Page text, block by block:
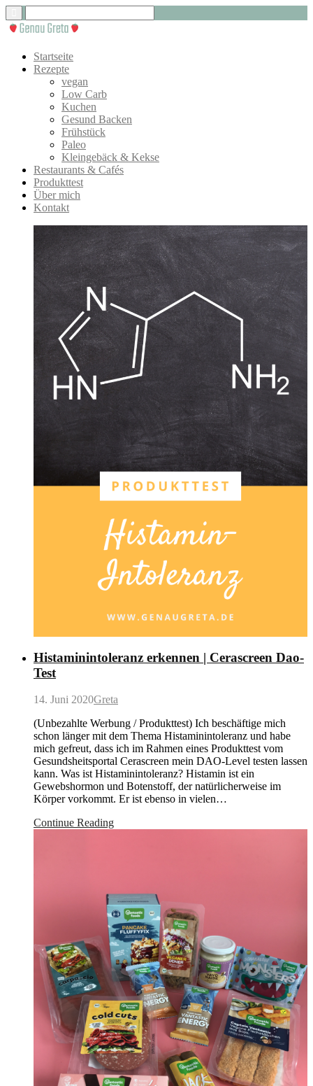
Startseite
Rezepte
vegan
Low Carb
Kuchen
Gesund Backen
Frühstück
Paleo
Kleingebäck & Kekse
Restaurants & Cafés
Produkttest
Über mich
Kontakt
Histaminintoleranz erkennen | Cerascreen Dao-
Test
14. Juni 2020Greta
(Unbezahlte Werbung / Produkttest) Ich beschäftige mich
schon länger mit dem Thema Histaminintoleranz und habe
mich gefreut, dass ich im Rahmen eines Produkttest vom
Gesundsheitsportal Cerascreen mein DAO-Level testen lassen
kann. Was ist Histaminintoleranz? Histamin ist ein
Gewebshormon und Botenstoff, der natürlicherweise im
Körper vorkommt. Er ist ebenso in vielen…
Continue Reading